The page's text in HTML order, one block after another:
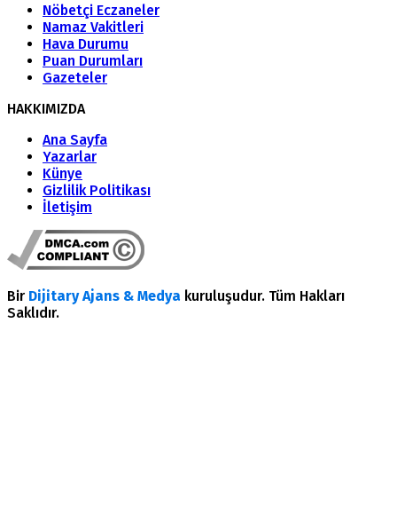
Nöbetçi Eczaneler
Namaz Vakitleri
Hava Durumu
Puan Durumları
Gazeteler
HAKKIMIZDA
Ana Sayfa
Yazarlar
Künye
Gizlilik Politikası
İletişim
Bir Dijitary Ajans & Medya kuruluşudur. Tüm Hakları
Saklıdır.